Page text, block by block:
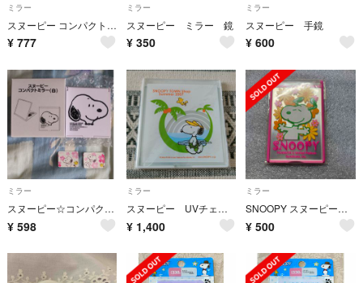
ミラー
スヌーピー コンパクトミラー 新品未使用
¥ 777
ミラー
スヌーピー ミラー 鏡
¥ 350
ミラー
スヌーピー 手鏡
¥ 600
ミラー
スヌーピー☆コンパクトミラー おまけ付き
¥ 598
ミラー
スヌーピー UVチェックミラー SNOOPY TOWN Shop 2007
¥ 1,400
ミラー
SNOOPY スヌーピー コンパクトミラー
¥ 500